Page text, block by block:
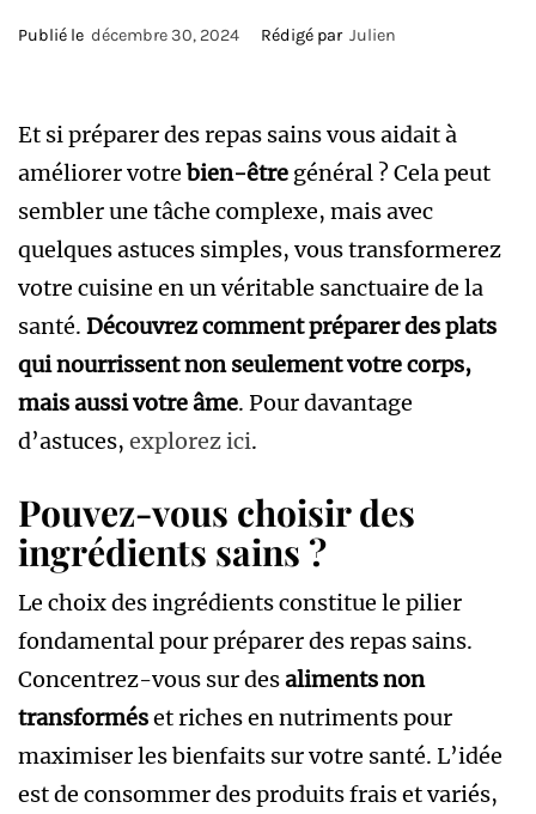
Publié le décembre 30, 2024 Rédigé par Julien
Et si préparer des repas sains vous aidait à
améliorer votre bien-être général ? Cela peut
sembler une tâche complexe, mais avec
quelques astuces simples, vous transformerez
votre cuisine en un véritable sanctuaire de la
santé. Découvrez comment préparer des plats
qui nourrissent non seulement votre corps,
mais aussi votre âme. Pour davantage
d’astuces, explorez ici.
Pouvez-vous choisir des
ingrédients sains ?
Le choix des ingrédients constitue le pilier
fondamental pour préparer des repas sains.
Concentrez-vous sur desaliments non
transforméset riches en nutriments pour
maximiser les bienfaits sur votre santé. L’idée
est de consommer des produits frais et variés,